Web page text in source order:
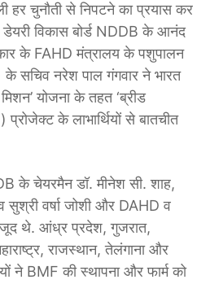
हर चुनौती से निपटने का प्रयास कर
डेयरी विकास बोर्ड NDDB के आनंद
के FAHD मंत्रालय के पशुपालन
सचिव नरेश पाल गंगवार ने भारत
योजना के तहत ‘ब्रीड
प्रोजेक्ट के लाभार्थियों से बातचीत
के चेयरमैन डॉ. मीनेश सी. शाह,
सुश्री वर्षा जोशी और DAHD व
थे. आंध्र प्रदेश, गुजरात,
राजस्थान, तेलंगाना और
ने BMF की स्थापना और फार्म को